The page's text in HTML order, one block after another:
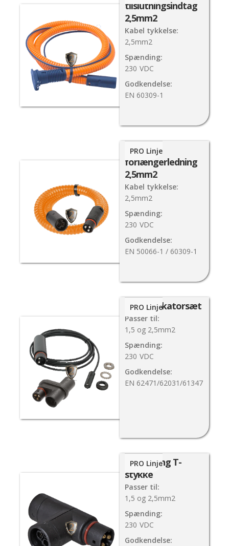
tilslutningsindtag
2,5mm2
Kabel tykkelse:
2,5mm2
Spænding:
230 VDC
Godkendelse:
EN 60309-1
PlugIn
forlængerledning
2,5mm2
Kabel tykkelse:
2,5mm2
Spænding:
230 VDC
Godkendelse:
EN 50066-1 / 60309-1
PRO Linje
LED-indikatorsæt
Passer til:
1,5 og 2,5mm2
Spænding:
230 VDC
Godkendelse:
EN 62471/62031/61347
PRO Linje
Forgrening T-
stykke
Passer til:
1,5 og 2,5mm2
Spænding:
230 VDC
Godkendelse:
PRO Linje